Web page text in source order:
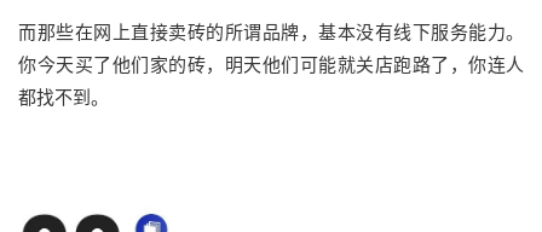
而那些在网上直接卖砖的所谓品牌，基本没有线下服务能力。
你今天买了他们 家的砖，明天他们可能就关店跑路了，你连人
都找不到。